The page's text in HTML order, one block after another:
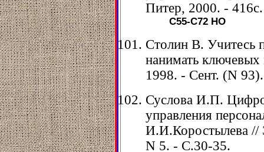
Питер, 2000. - 416с.
С55-С72 НО
Столин В. Учитесь
нанимать
1998. - Сент. (N
Суслова И.П.
управления
И.И.Коростылева //
N 5. - С.30-35.